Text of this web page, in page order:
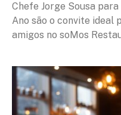
Chefe Jorge Sousa
Ano são o convite ideal
amigos no soMos